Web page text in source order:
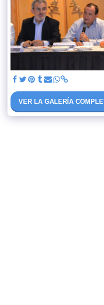
VER LA GALERÍA